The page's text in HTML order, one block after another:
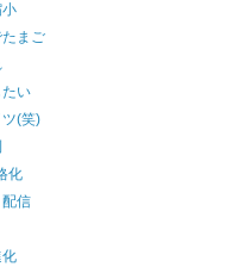
小
たまご
い
(笑)
化
信